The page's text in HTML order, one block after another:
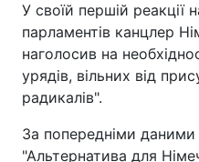
У своїй першій реакції
парламентів канцлер
наголосив на
урядів, вільних від
радикалів".
За попередніми даними
"Альтернатива для